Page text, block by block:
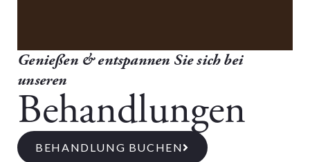
Genießen & entspannen Sie sich bei
unseren
Behandlungen
BEHANDLUNG BUCHEN